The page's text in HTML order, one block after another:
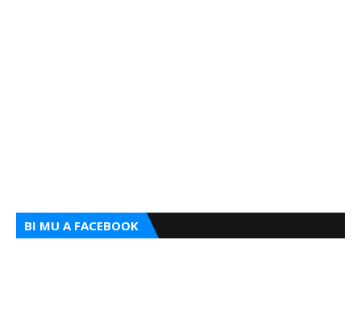
BI MU A FACEBOOK